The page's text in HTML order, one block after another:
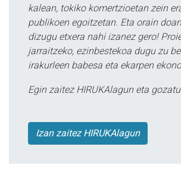
kalean, tokiko komertzioetan zein
publikoen egoitzetan. Eta orain
dizugu etxera nahi izanez gero!
jarraitzeko, ezinbestekoa dugu zu
irakurleen babesa eta ekarpen
Egin zaitez HIRUKAlagun eta
Izan zaitez HIRUKAlagun